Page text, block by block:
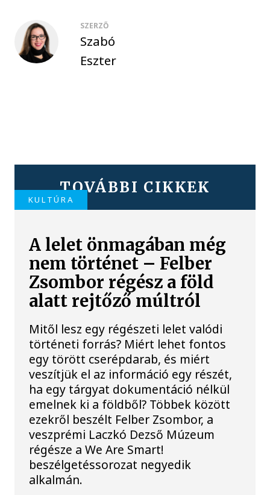
SZERZŐ
Szabó
Eszter
TOVÁBBI CIKKEK
KULTÚRA
A lelet önmagában még
nem történet – Felber
Zsombor régész a föld
alatt rejtőző múltról
Mitől lesz egy régészeti lelet valódi
történeti forrás? Miért lehet fontos
egy törött cserépdarab, és miért
veszítjük el az információ egy részét,
ha egy tárgyat dokumentáció nélkül
emelnek ki a földből? Többek között
ezekről beszélt Felber Zsombor, a
veszprémi Laczkó Dezső Múzeum
régésze a We Are Smart!
beszélgetéssorozat negyedik
alkalmán.